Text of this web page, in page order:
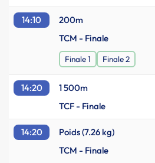
14:10 200m
TCM - Finale
Finale 1 Finale 2
14:20 1 500m
TCF - Finale
14:20 Poids (7.26 kg)
TCM - Finale